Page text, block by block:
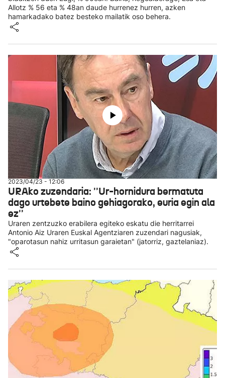
Allotz % 56 eta % 48an daude hurrenez hurren, azken
hamarkadako batez besteko mailatik oso behera.
2023/04/23 - 12:06
URAko zuzendaria: ''Ur-hornidura bermatuta
dago urtebete baino gehiagorako, euria egin ala
ez''
Uraren zentzuzko erabilera egiteko eskatu die herritarrei
Antonio Aiz Uraren Euskal Agentziaren zuzendari nagusiak,
"oparotasun nahiz urritasun garaietan" (jatorriz, gaztelaniaz).